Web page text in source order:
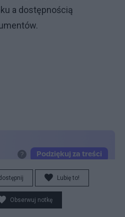
a dostępnością
Lubię to!
Obserwuj notkę